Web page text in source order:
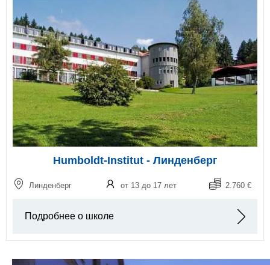
Humboldt-Institut - Линденберг
Линденберг от 13 до 17 лет 2.760 €
Подробнее о школе